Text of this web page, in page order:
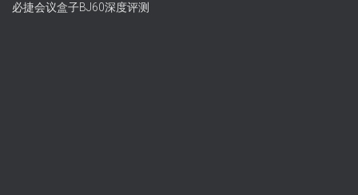
必捷会议盒子BJ60深度评测